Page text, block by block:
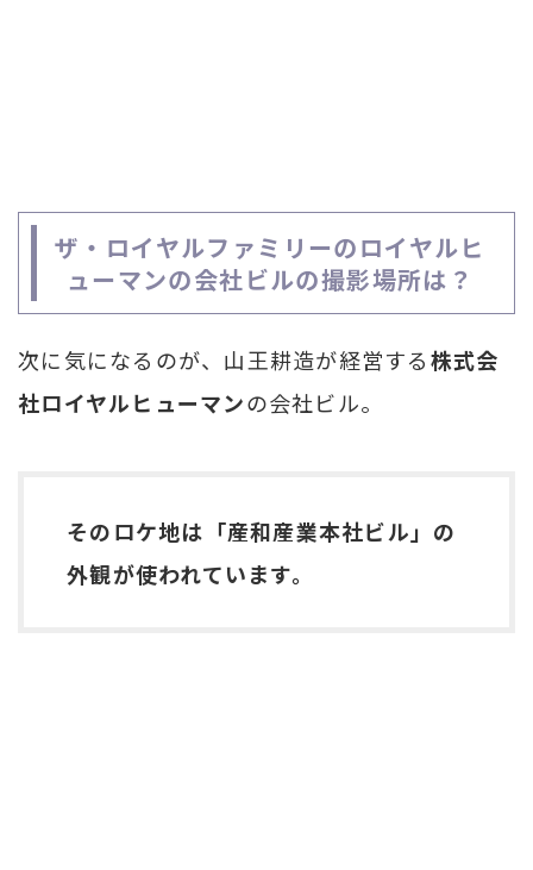
ザ・ロイヤルファミリーのロイヤルヒ
ューマンの会社ビルの撮影場所は？
次に気になるのが、山王耕造が経営する株式会
社ロイヤルヒューマンの会社ビル。
そのロケ地は「産和産業本社ビル」の
外観が使われています。